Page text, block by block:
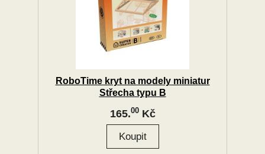
RoboTime kryt na modely miniatur
Střecha typu B
165.00Kč